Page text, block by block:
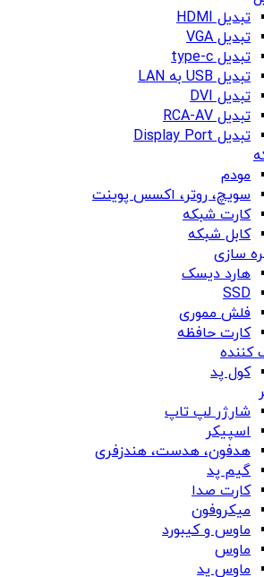
تبدیل HDMI
تبدیل VGA
تبدیل type-c
تبدیل USB به LAN
تبدیل DVI
تبدیل RCA-AV
تبدیل Display Port
مودم
سویچ، روتر، اکسس پوینت
کارت شبکه
کابل شبکه
سازی
هارد دیسک
SSD
فلش مموری
کارت حافظه
کننده
کول پد
شارژر لپ تاپ
اسپیکر
هدفون، هدست، هندزفری
گیم پد
کارت صدا
میکروفون
ماوس و کیبورد
ماوس
ماوس پد